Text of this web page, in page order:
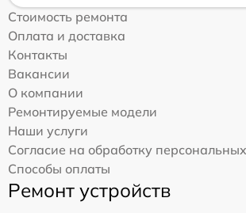
Стоимость ремонта
Оплата и доставка
Контакты
Вакансии
О компании
Ремонтируемые модели
Наши услуги
Согласие на обработку
Способы оплаты
Ремонт устройств